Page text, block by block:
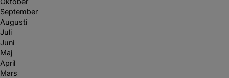
September
Augusti
Juli
Juni
Maj
April
Mars